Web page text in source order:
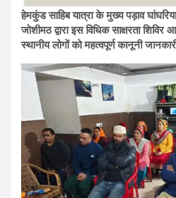
हेमकुंड साहिब यात्रा के मुख्य पड़ाव
जोशीमठ द्वारा इस विधिक साक्षरता
स्थानीय लोगों को महत्वपूर्ण कानूनी